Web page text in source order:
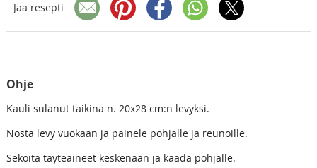
Jaa resepti
Ohje
Kauli sulanut taikina n. 20x28 cm:n levyksi.
Nosta levy vuokaan ja painele pohjalle ja reunoille.
Sekoita täyteaineet keskenään ja kaada pohjalle.